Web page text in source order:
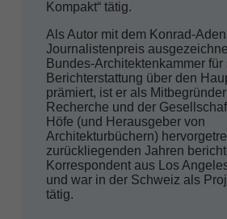
Kompakt“ tätig.
Als Autor mit dem Konrad-
Journalistenpreis
Bundes-Architektenkammer für
Berichterstattung über den
prämiert, ist er als
Recherche und der
Höfe (und Herausgeber von
Architekturbüchern)
zurückliegenden Jahren
Korrespondent aus Los
und war in der Schweiz als
tätig.